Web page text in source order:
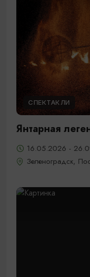
СПЕКТАКЛИ
Янтарная
16.05.2026 -
Зеленоградск,